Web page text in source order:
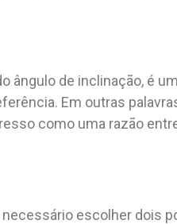
de inclinação, é
Em outras
como uma razão
escolher dois